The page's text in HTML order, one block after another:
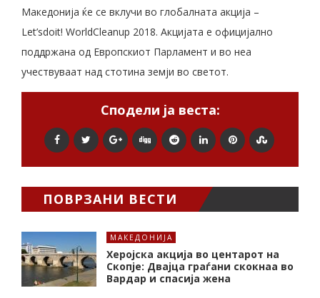
Македонија ќе се вклучи во глобалната акција –
Let’sdoit! WorldCleanup 2018. Акцијата е официјално
поддржана од Европскиот Парламент и во неа
учествуваат над стотина земји во светот.
Сподели ја веста:
ПОВРЗАНИ ВЕСТИ
МАКЕДОНИЈА
Херојска акција во центарот на
Скопје: Двајца граѓани скокнаа во
Вардар и спасија жена